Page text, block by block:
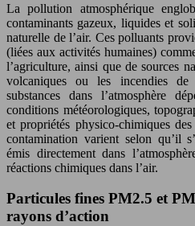
La pollution atmosphérique
contaminants gazeux, liquides et
naturelle de l’air. Ces polluants
(liées aux activités humaines)
l’agriculture, ainsi que de sources
volcaniques ou les incendies
substances dans l’atmosphère
conditions météorologiques,
et propriétés physico-chimiques
contamination varient selon qu’il
émis directement dans
réactions chimiques dans l’air.
Particules fines PM2.5 et
rayons d’action